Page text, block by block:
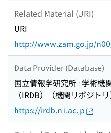
Related Material (URI)
URI
http://www.zam.go.jp/
Data Provider (Database)
国立情報学研究所 : 学術機
（IRDB）（機関リポジトリ
https://irdb.nii.ac.jp